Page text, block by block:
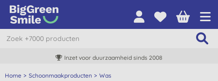
Inzet voor duurzaamheid sinds 2008
Home Schoonmaakproducten Was